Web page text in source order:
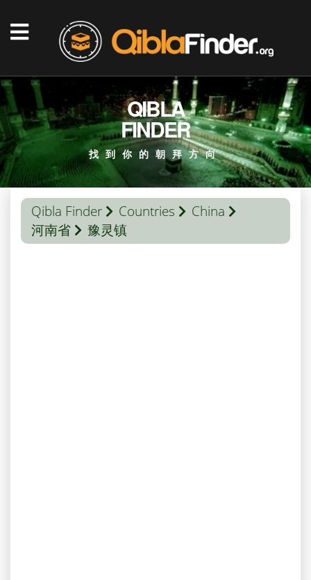
QIBLA
FINDER
找到你的朝拜方向
Qibla Finder Countries
China
河南省
豫灵镇